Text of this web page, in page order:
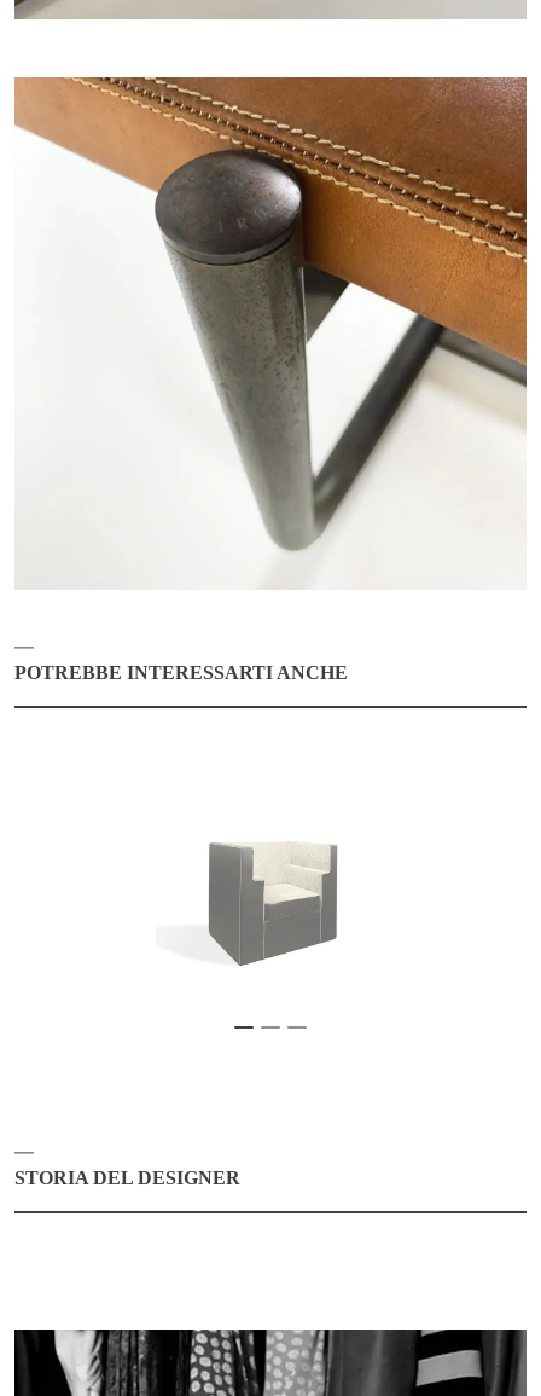
NEWS
ABOUT
CONTATTI
MY SELECTION [
0 ]
ISCRIVITI ALLA NEWSLETTER
LANGUAGE -IT EN
POTREBBE INTERESSARTI ANCHE
STORIA DEL DESIGNER